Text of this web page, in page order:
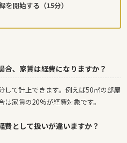
を開始する（15分）
合、家賃は経費になりますか？
して計上できます。例えば50㎡の部屋
家賃の20%が経費対象です。
費として扱いが違いますか？